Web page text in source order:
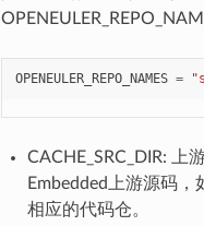
OPENEULER_REPO_NAMES =
CACHE_SRC_DIR:
Embedded上游源码
相应的代码仓。